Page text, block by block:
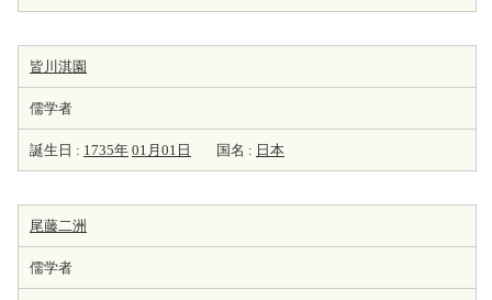
皆川淇園
儒学者
誕生日 : 1735年 01月01日 国名 : 日本
尾藤二洲
儒学者